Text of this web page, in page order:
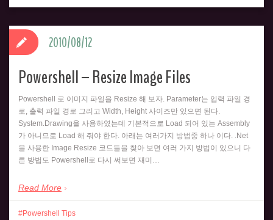
Powershell – Resize Image Files
Powershell 로 이미지 파일을 Resize 해 보자. Parameter는 입력 파일 경
로, 출력 파일 경로 그리고 Width, Height 사이즈만 있으면 된다.
System.Drawing을 사용하였는데 기본적으로 Load 되어 있는 Assembly
가 아니므로 Load 해 줘야 한다. 아래는 여러가지 방법중 하나 이다. .Net
을 사용한 Image Resize 코드들을 찾아 보면 여러 가지 방법이 있으니 다
른 방법도 Powershell로 다시 써보면 재미…
Read More
2010/08/12
Powershell Tips